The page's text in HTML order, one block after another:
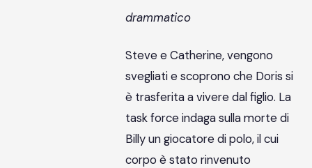
drammatico
Steve e Catherine, vengono
svegliati e scoprono che Doris si
è trasferita a vivere dal figlio. La
task force indaga sulla morte di
Billy un giocatore di polo, il cui
corpo è stato rinvenuto